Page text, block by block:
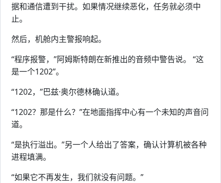
据和通信遭到干扰。如果情况继续恶化，任务就必须中
止。
然后，机舱内主警报响起。
“程序报警，”阿姆斯特朗在新推出的音频中警告说。 “这
是一个1202”。
“1202，”巴兹·奥尔德林确认道。
“1202？那是什么？”在地面指挥中心有一个未知的声音问
道。
“是执行溢出。”另一个人给出了答案，确认计算机被各种
进程填满。
“如果它不再发生，我们就没有问题。”